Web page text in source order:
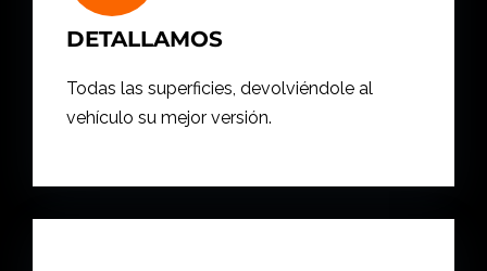
DETALLAMOS
Todas las superficies, devolviéndole al
vehículo su mejor versión.